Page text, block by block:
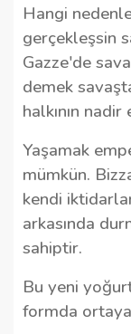
Hangi
gerçekleşsin
Gazze'de
demek
halkının
Yaşamak
mümkün.
kendi
arkasında
sahiptir.
Bu yeni
formda